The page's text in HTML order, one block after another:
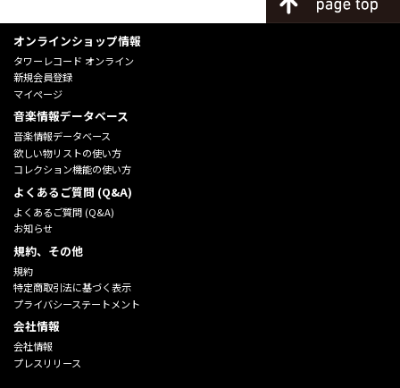
オンラインショップ情報
タワーレコード オンライン
新規会員登録
マイページ
音楽情報データベース
音楽情報データベース
欲しい物リストの使い方
コレクション機能の使い方
よくあるご質問 (Q&A)
よくあるご質問 (Q&A)
お知らせ
規約、その他
規約
特定商取引法に基づく表示
プライバシーステートメント
会社情報
会社情報
プレスリリース